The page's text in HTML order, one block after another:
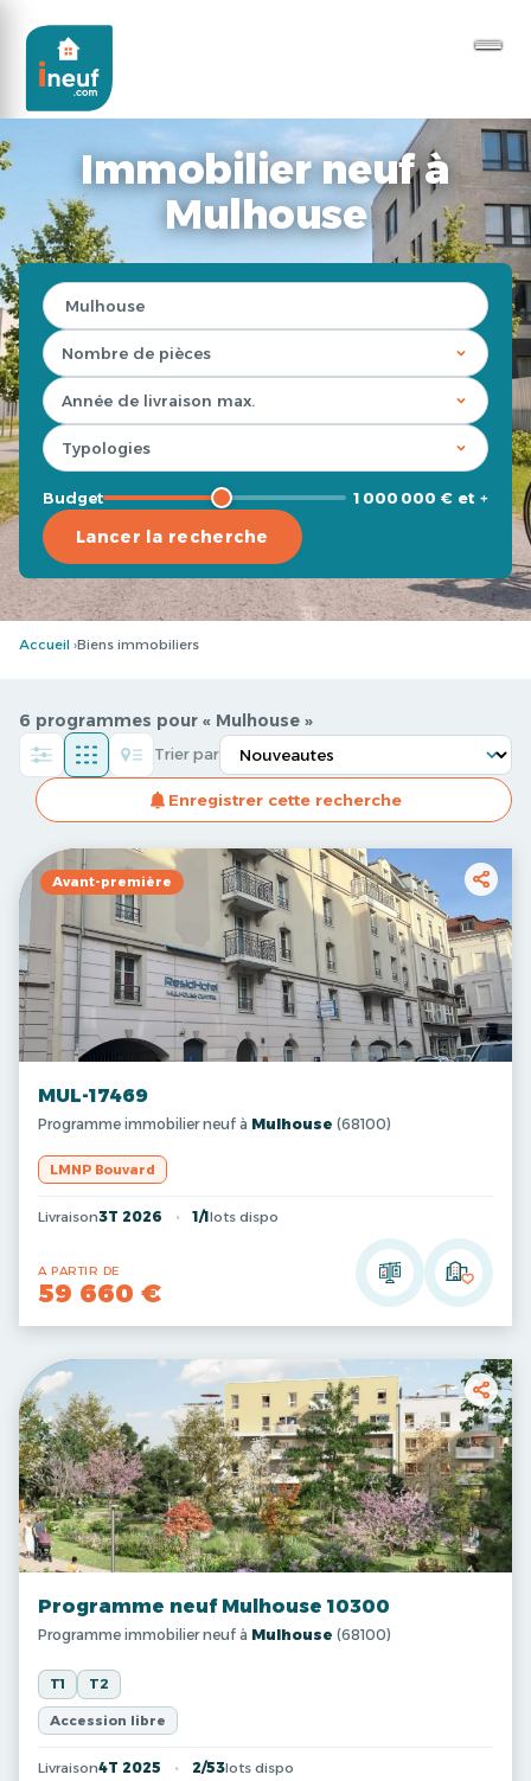
Immobilier neuf à
Mulhouse
Budget 1 000 000 € et +
Lancer la recherche
Accueil Biens immobiliers
6 programmes pour « Mulhouse »
Enregistrer cette recherche
Trier par
Avant-première
MUL-17469
Programme immobilier neuf à Mulhouse (68100)
LMNP Bouvard
Livraison3T 2026 1/1 lots dispo
A PARTIR DE
59 660 €
Programme neuf Mulhouse 10300
Programme immobilier neuf à Mulhouse (68100)
T1 T2
Accession libre
Livraison4T 2025 2/53lots dispo